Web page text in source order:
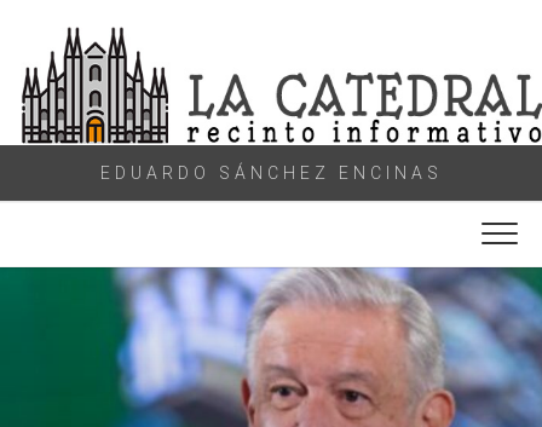
content
EDUARDO SÁNCHEZ ENCINAS